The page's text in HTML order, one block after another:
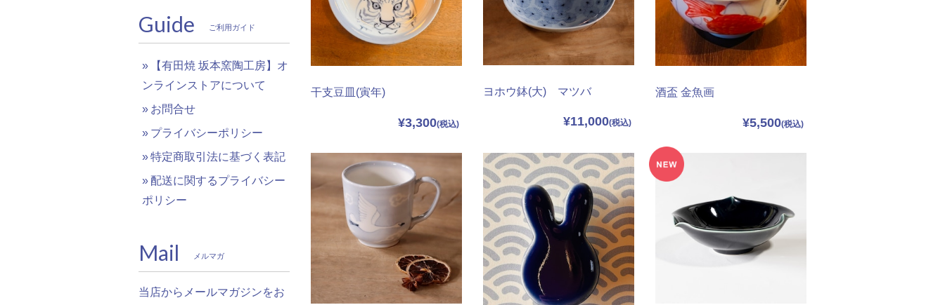
干支豆皿(寅年)
¥3,300
ヨホウ鉢(大) マツバ
¥11,000
酒盃 金魚画
¥5,500
Guide ご利用ガイド
【有田焼 坂本窯陶工房】オ
ンラインストアについて
お問合せ
プライバシーポリシー
特定商取引法に基づく表記
配送に関するプライバシー
ポリシー
Mail メルマガ
当店からメールマガジンをお